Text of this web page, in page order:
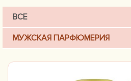
является самым высоким
ВСЕ
МУЖСКАЯ ПАРФЮМЕРИЯ